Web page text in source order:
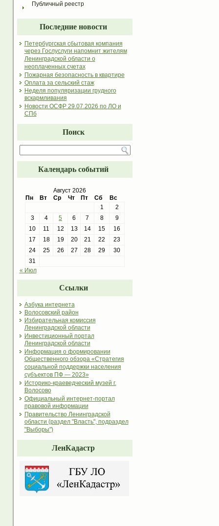
Публичный реестр
Последние новости
Петербургская сбытовая компания
через Гослуслуги напомнит жителям
Ленинградской области о
неоплаченных счетах
Пожарная безопасность в квартире
Оплата за сельский стаж
Неделя популяризации грудного
вскармливания
Новости ОСФР 29.07.2026 по ЛО и
СПб
Поиск
Календарь событий
Август 2026
Пн
Вт Ср Чт Пт Сб
Вс
1
2
3
4 5 6 7 8
9
10
11 12 13 14 15
16
17
18 19 20 21 22
23
24
25 26 27 28 29
30
31
« Июл
Ссылки
Азбука интернета
Волосовский район
Избирательная комиссия
Ленинградской области
Инвестиционный портал
Ленинградской области
Информация о формировании
Общественного обзора «Стратегия
социальной поддержки населения
субъектов ПФ — 2023»
Историко-краеведческий музей г.
Волосово
Официальный интернет-портал
правовой информации
Правительство Ленинградской
области (раздел "Власть", подраздел
"Выборы")
ЛенКадастр